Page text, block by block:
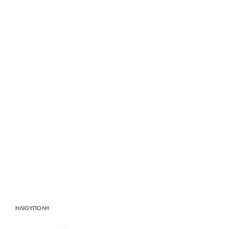
ΗΛΙΟΥΠΟΛΗ